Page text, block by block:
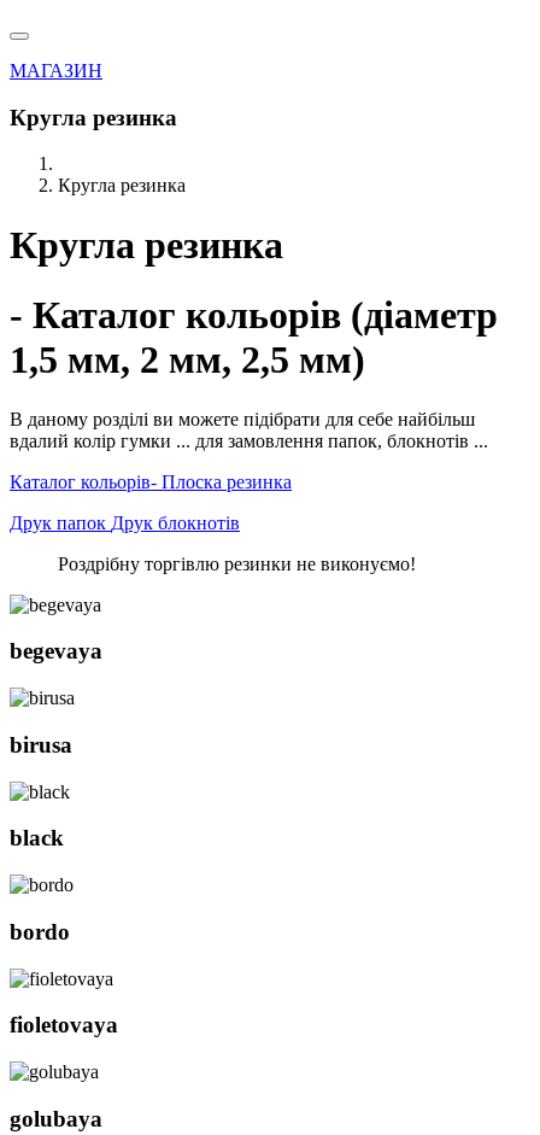
МАГАЗИН
Кругла резинка
Кругла резинка
Кругла резинка
- Каталог кольорів (діаметр
1,5 мм, 2 мм, 2,5 мм)
В даному розділі ви можете підібрати для себе найбільш
вдалий колір гумки ... для замовлення папок, блокнотів ...
Каталог кольорів- Плоска резинка
Друк папок Друк блокнотів
Роздрібну торгівлю резинки не виконуємо!
begevaya
birusa
black
bordo
fioletovaya
golubaya